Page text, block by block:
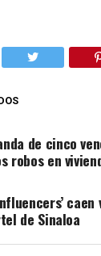
de cinco
robos en
de Sinaloa